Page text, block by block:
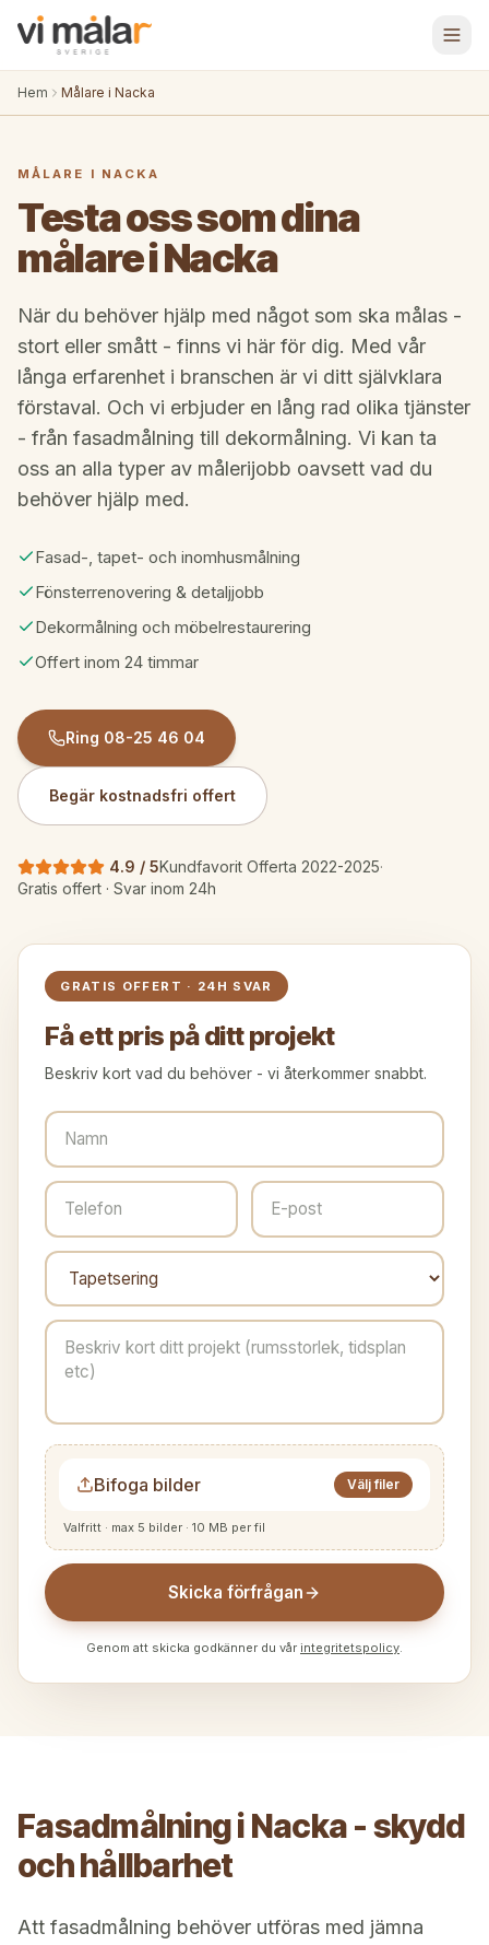
Hem Målare i Nacka
MÅLARE I NACKA
Testa oss som dina
målare i Nacka
När du behöver hjälp med något som ska målas -
stort eller smått - finns vi här för dig. Med vår
långa erfarenhet i branschen är vi ditt självklara
förstaval. Och vi erbjuder en lång rad olika tjänster
- från fasadmålning till dekormålning. Vi kan ta
oss an alla typer av målerijobb oavsett vad du
behöver hjälp med.
Fasad-, tapet- och inomhusmålning
Fönsterrenovering & detaljjobb
Dekormålning och möbelrestaurering
Offert inom 24 timmar
Ring 08-25 46 04
Begär kostnadsfri offert
4.9 / 5Kundfavorit Offerta 2022-2025·
Gratis offert · Svar inom 24h
GRATIS OFFERT · 24H SVAR
Få ett pris på ditt projekt
Beskriv kort vad du behöver - vi återkommer snabbt.
Bifoga bilder Välj filer
Valfritt · max 5 bilder · 10 MB per fil
Skicka förfrågan
Genom att skicka godkänner du vår integritetspolicy
Fasadmålning i Nacka - skydd
och hållbarhet
Att fasadmålning behöver utföras med jämna